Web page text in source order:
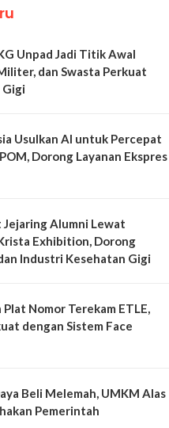
Unpad Jadi Titik Awal
dan Swasta Perkuat
Gigi
Usulkan AI untuk Percepat
Dorong Layanan Ekspres
Jejaring Alumni Lewat
Exhibition, Dorong
Industri Kesehatan Gigi
Nomor Terekam ETLE,
dengan Sistem Face
Beli Melemah, UMKM Alas
Pemerintah